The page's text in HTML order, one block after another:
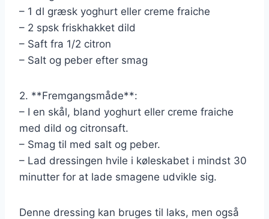
– 1 dl græsk yoghurt eller creme fraiche
– 2 spsk friskhakket dild
– Saft fra 1/2 citron
– Salt og peber efter smag
2. **Fremgangsmåde**:
– I en skål, bland yoghurt eller creme fraiche
med dild og citronsaft.
– Smag til med salt og peber.
– Lad dressingen hvile i køleskabet i mindst 30
minutter for at lade smagene udvikle sig.
Denne dressing kan bruges til laks, men også